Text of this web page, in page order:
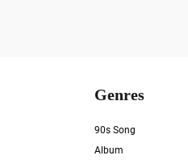
Genres
90s Song
Album